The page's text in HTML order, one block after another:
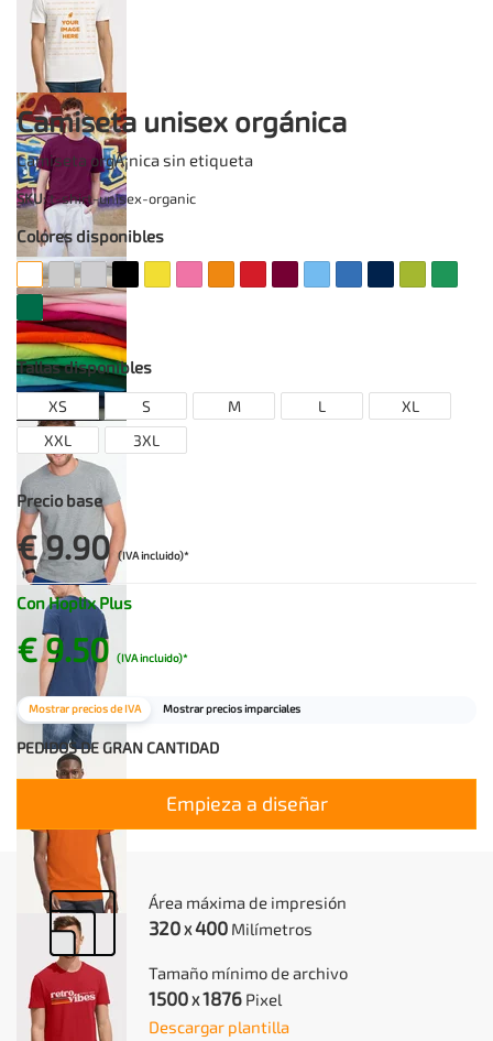
Camiseta unisex orgánica
Camiseta orgÃ¡nica sin etiqueta
SKU: t-shirt-unisex-organic
Colores disponibles
Tallas disponibles
XS S M L
XL
XXL
3XL
Precio base
€ 9.90(IVA incluido)*
Con Hoplix Plus
€ 9.50 (IVA incluido)*
Mostrar precios de IVA Mostrar precios imparciales
PEDIDOS DE GRAN CANTIDAD
Empieza a diseñar
Área máxima de impresión
320 X 400Milímetros
Tamaño mínimo de archivo
1500 X 1876Pixel
Descargar plantilla